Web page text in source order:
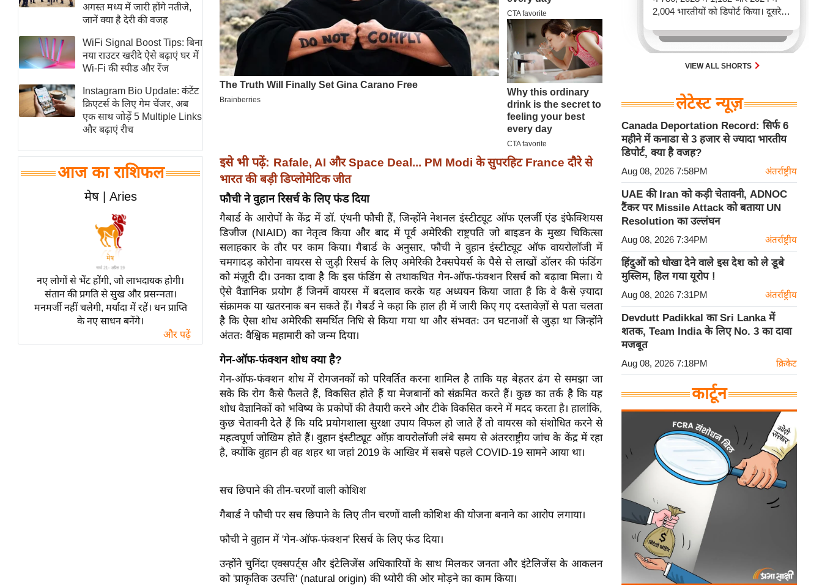
राजनीति
विश्लेषण
समसामयिक
मातृभूमि
स्तंभ
एम.
चाय पर
समीक्षा
व्रत
त्योहार
राशिफल
विशेष
अगस्त मध्य में जारी होंगे नतीजे,
जानें क्या है देरी की वजह
WiFi Signal Boost Tips: बिना
नया राउटर खरीदे ऐसे बढ़ाएं घर में
Wi-Fi की स्पीड और रेंज
Instagram Bio Update: कंटेंट
क्रिएटर्स के लिए गेम चेंजर, अब
एक साथ जोड़ें 5 Multiple Links
और बढ़ाएं रीच
आज का राशिफल
मेष | Aries
नए लोगों से भेंट होंगी, जो लाभदायक होगी।
संतान की प्रगति से सुख और प्रसन्नता।
मनमर्जी नहीं चलेगी, मर्यादा में रहें। धन प्राप्ति
के नए साधन बनेंगे।
और पढ़ें
इसे भी पढ़ें: Rafale, AI और Space Deal... PM Modi के सुपरहिट France दौरे से
भारत की बड़ी डिप्लोमेटिक जीत
फौची ने वुहान रिसर्च के लिए फंड दिया
गैबार्ड के आरोपों के केंद्र में डॉ. एंथनी फौची हैं, जिन्होंने नेशनल इंस्टीट्यूट ऑफ एलर्जी एंड इंफेक्शियस
डिजीज (NIAID) का नेतृत्व किया और बाद में पूर्व अमेरिकी राष्ट्रपति जो बाइडन के मुख्य चिकित्सा
सलाहकार के तौर पर काम किया। गैबार्ड के अनुसार, फौची ने वुहान इंस्टीट्यूट ऑफ वायरोलॉजी में
चमगादड़ कोरोना वायरस से जुड़ी रिसर्च के लिए अमेरिकी टैक्सपेयर्स के पैसे से लाखों डॉलर की फंडिंग
को मंज़ूरी दी। उनका दावा है कि इस फंडिंग से तथाकथित गेन-ऑफ-फंक्शन रिसर्च को बढ़ावा मिला। ये
ऐसे वैज्ञानिक प्रयोग हैं जिनमें वायरस में बदलाव करके यह अध्ययन किया जाता है कि वे कैसे ज़्यादा
संक्रामक या खतरनाक बन सकते हैं। गैबर्ड ने कहा कि हाल ही में जारी किए गए दस्तावेज़ों से पता चलता
है कि ऐसा शोध अमेरिकी समर्थित निधि से किया गया था और संभवतः उन घटनाओं से जुड़ा था जिन्होंने
अंततः वैश्विक महामारी को जन्म दिया।
गेन-ऑफ-फंक्शन शोध क्या है?
गेन-ऑफ-फंक्शन शोध में रोगजनकों को परिवर्तित करना शामिल है ताकि यह बेहतर ढंग से समझा जा
सके कि रोग कैसे फैलते हैं, विकसित होते हैं या मेजबानों को संक्रमित करते हैं। कुछ का तर्क है कि यह
शोध वैज्ञानिकों को भविष्य के प्रकोपों ​​की तैयारी करने और टीके विकसित करने में मदद करता है। हालांकि,
कुछ चेतावनी देते हैं कि यदि प्रयोगशाला सुरक्षा उपाय विफल हो जाते हैं तो वायरस को संशोधित करने से
महत्वपूर्ण जोखिम होते हैं। वुहान इंस्टीट्यूट ऑफ़ वायरोलॉजी लंबे समय से अंतरराष्ट्रीय जांच के केंद्र में रहा
है, क्योंकि वुहान ही वह शहर था जहां 2019 के आखिर में सबसे पहले COVID-19 सामने आया था।
सच छिपाने की तीन-चरणों वाली कोशिश
गैबार्ड ने फौची पर सच छिपाने के लिए तीन चरणों वाली कोशिश की योजना बनाने का आरोप लगाया।
फौची ने वुहान में 'गेन-ऑफ-फंक्शन' रिसर्च के लिए फंड दिया।
उन्होंने चुनिंदा एक्सपर्ट्स और इंटेलिजेंस अधिकारियों के साथ मिलकर जनता और इंटेलिजेंस के आकलन
को 'प्राकृतिक उत्पत्ति' (natural origin) की थ्योरी की ओर मोड़ने का काम किया।
2,004 भारतीयों को डिपोर्ट किया। दूसरे
पूरे साल की तुलना में 2026 की पहली
छमाही में ज़्यादा भारतीयों को वापस भेजा
VIEW ALL SHORTS
लेटेस्ट न्यूज़
Canada Deportation Record: सिर्फ 6
महीने में कनाडा से 3 हजार से ज्यादा भारतीय
डिपोर्ट, क्या है वजह?
Aug 08, 2026 7:58PM अंतर्राष्ट्रीय
UAE की Iran को कड़ी चेतावनी, ADNOC
टैंकर पर Missile Attack को बताया UN
Resolution का उल्लंघन
Aug 08, 2026 7:34PM अंतर्राष्ट्रीय
हिंदुओं को धोखा देने वाले इस देश को ले डूबे
मुस्लिम, हिल गया यूरोप !
Aug 08, 2026 7:31PM अंतर्राष्ट्रीय
Devdutt Padikkal का Sri Lanka में
शतक, Team India के लिए No. 3 का दावा
मजबूत
Aug 08, 2026 7:18PM क्रिकेट
कार्टून